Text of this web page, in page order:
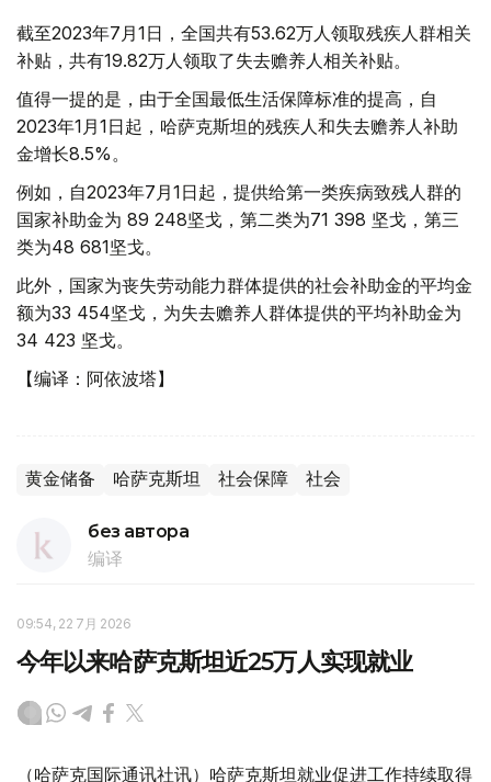
截至2023年7月1日，全国共有53.62万人领取残疾人群相关
补贴，共有19.82万人领取了失去赡养人相关补贴。
值得一提的是，由于全国最低生活保障标准的提高，自
2023年1月1日起，哈萨克斯坦的残疾人和失去赡养人补助
金增长8.5%。
例如，自2023年7月1日起，提供给第一类疾病致残人群的
国家补助金为 89 248坚戈，第二类为71 398 坚戈，第三
类为48 681坚戈。
此外，国家为丧失劳动能力群体提供的社会补助金的平均金
额为33 454坚戈，为失去赡养人群体提供的平均补助金为
34 423 坚戈。
【编译：阿依波塔】
黄金储备 哈萨克斯坦 社会保障 社会
без автора
编译
09:54, 22 7月 2026
今年以来哈萨克斯坦近25万人实现就业
（哈萨克国际通讯社讯）哈萨克斯坦就业促进工作持续取得